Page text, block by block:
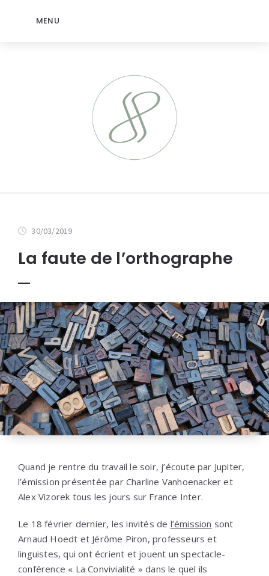
MENU
30/03/2019
La faute de l’orthographe
Quand je rentre du travail le soir, j’écoute par Jupiter,
l’émission présentée par Charline Vanhoenacker et
Alex Vizorek tous les jours sur France Inter.
Le 18 février dernier, les invités de l’émission sont
Arnaud Hoedt et Jérôme Piron, professeurs et
linguistes, qui ont écrient et jouent un spectacle-
conférence « La Convivialité » dans le quel ils